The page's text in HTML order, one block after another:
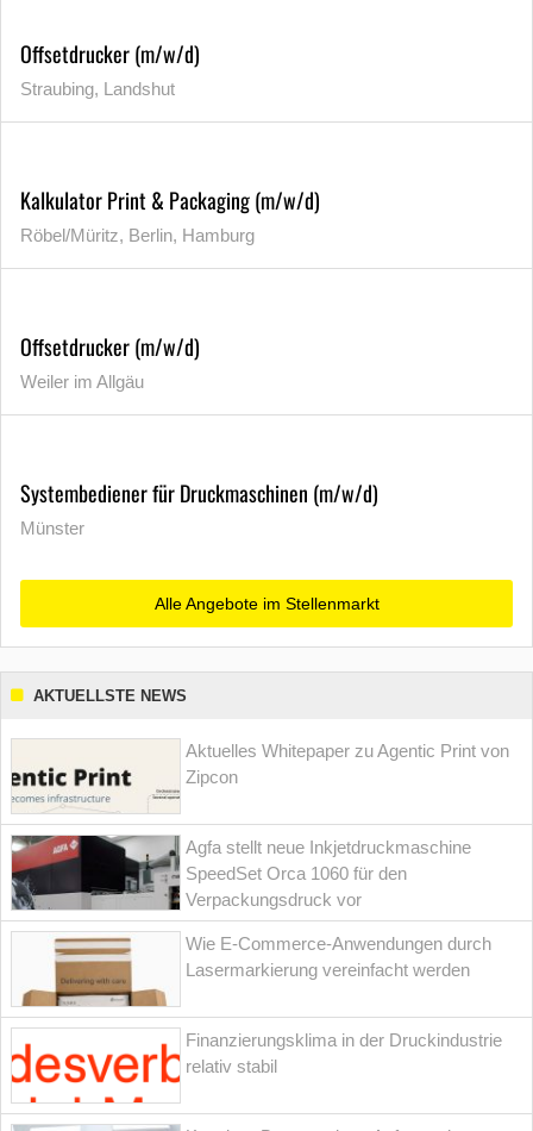
Offsetdrucker (m/w/d)
Straubing, Landshut
Kalkulator Print & Packaging (m/w/d)
Röbel/Müritz, Berlin, Hamburg
Offsetdrucker (m/w/d)
Weiler im Allgäu
Systembediener für Druckmaschinen (m/w/d)
Münster
Alle Angebote im Stellenmarkt
AKTUELLSTE NEWS
Aktuelles Whitepaper zu Agentic Print von
Zipcon
Agfa stellt neue Inkjetdruckmaschine
SpeedSet Orca 1060 für den
Verpackungsdruck vor
Wie E-Commerce-Anwendungen durch
Lasermarkierung vereinfacht werden
Finanzierungsklima in der Druckindustrie
relativ stabil